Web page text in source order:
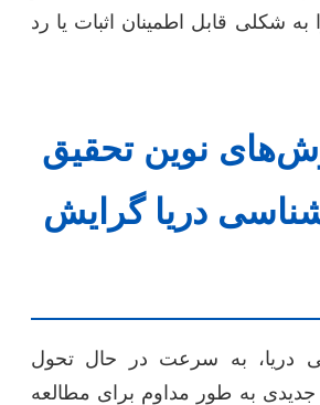
شکلی قابل اطمینان اثبات یا رد
نوین تحقیق
دریا گرایش
دریا، به سرعت در حال تحول
به طور مداوم برای مطالعه